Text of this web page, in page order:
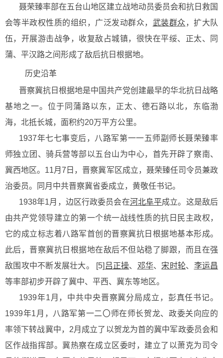
聂荣臻率部在五台山地区建立战地动员委员会和抗日救国
会等半政权性质的组织，广泛发动群众， 武装群众 ，扩大队
伍，开展游击战争，收复敌占城镇，很快在平绥、正太、同
蒲、平汉路之间形成了敌后抗日根据地。
历史沿革
晋察冀抗日根据地是中国共产党创建最早的华北抗日战略
基地之一。位于同蒲路以东，正太、德石路以北，东临渤
海，北抵长城，面积约20万平方公里。
1937年七七事变后，八路军第一一五师副师长聂荣臻率
师独立团、骑兵营等部以五台山为中心，首先开辟了察南、
冀西地区。11月7日，晋察冀军区成立，聂荣臻任司令员兼政
治委员。同月中共晋察冀省委成立，黄敬任书记。
1938年1月，边区行政委员会在河北阜平成立。这是敌后
由共产党领导建立的第一个统一战线性质的抗日民主政权，
它的成立标志着八路军首创的晋察冀抗日根据地基本形成。
此后，晋察冀抗日根据地在敌后不但站稳了脚跟，而且在强
敌围攻中不断发展壮大。 [5] 吕正操、 邓华、 宋时轮、 李运昌
等率部初步开辟了冀中、平西、冀东等地区。
1939年1月，中共中央晋察冀分局成立，彭真任书记。
1939年1月，八路军第一二〇师在师长贺龙、政委关向应的
率领下转战冀中，2月成立了以贺龙为首的冀中军政委员会和
区作战指挥部。冀热察在成立区委时，建立了以萧克为司令